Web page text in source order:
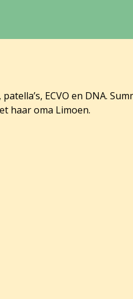
ECVO en DNA.
haar oma Limoen.